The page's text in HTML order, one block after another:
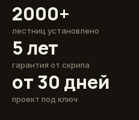
2000+
лестниц установлено
5 лет
гарантия от скрипа
от 30 дней
проект под ключ